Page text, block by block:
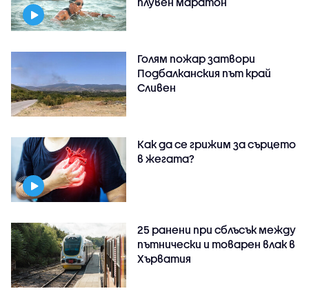
Голям пожар затвори
Подбалканския път край
Сливен
Как да се грижим за сърцето
в жегата?
25 ранени при сблъсък между
пътнически и товарен влак в
Хърватия